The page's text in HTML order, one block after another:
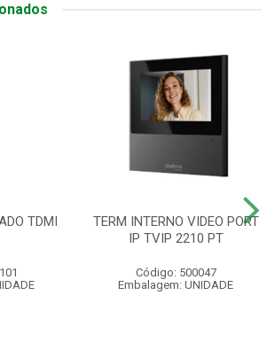
TDMI
TERM INTERNO VIDEO PORT
IP TVIP 2210 PT
Código: 500047
Embalagem: UNIDADE